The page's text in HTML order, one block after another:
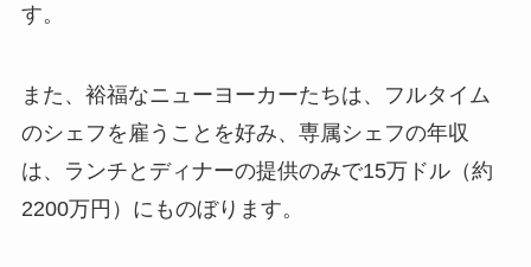
す。
また、裕福なニューヨーカーたちは、フルタイム
のシェフを雇うことを好み、専属シェフの年収
は、ランチとディナーの提供のみで15万ドル（約
2200万円）にものぼります。